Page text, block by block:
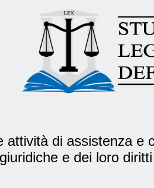
attività di assistenza e
e dei loro